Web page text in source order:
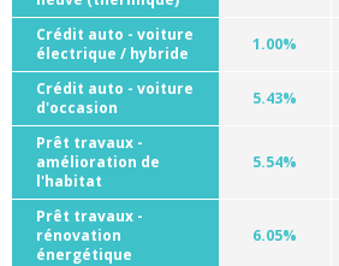
Crédit auto - voiture
électrique / hybride
1.00%
Crédit auto - voiture
d'occasion
5.43%
Prêt travaux -
amélioration de
l'habitat
5.54%
Prêt travaux -
rénovation
énergétique
6.05%